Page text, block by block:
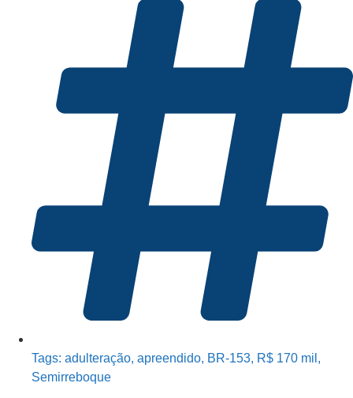
Tags: adulteração, apreendido, BR-153, R$ 170 mil ,
Semirreboque